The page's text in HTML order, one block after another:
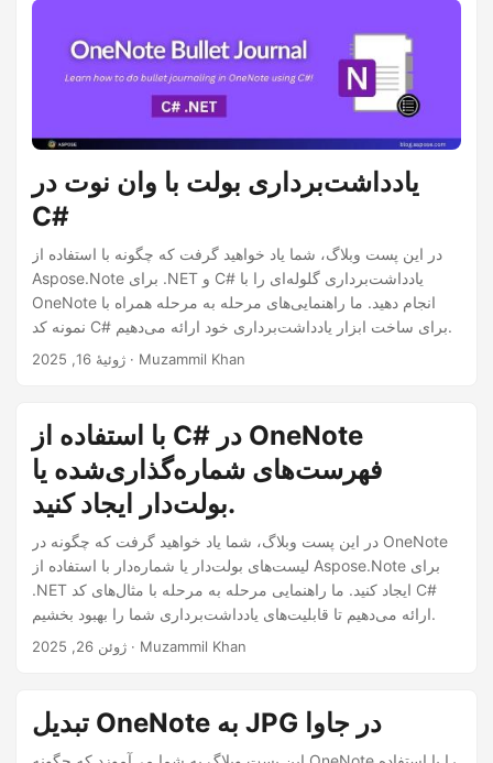
یادداشت‌برداری بولت با وان نوت در
C#
در این پست وبلاگ، شما یاد خواهید گرفت که چگونه با استفاده از
Aspose.Note برای .NET و C# یادداشت‌برداری گلوله‌ای را با
OneNote انجام دهید. ما راهنمایی‌های مرحله به مرحله همراه با
نمونه کد C# برای ساخت ابزار یادداشت‌برداری خود ارائه می‌دهیم.
ژوئیهٔ 16, 2025 · Muzammil Khan
با استفاده از C# در OneNote
فهرست‌های شماره‌گذاری‌شده یا
بولت‌دار ایجاد کنید.
در این پست وبلاگ، شما یاد خواهید گرفت که چگونه در OneNote
لیست‌های بولت‌دار یا شماره‌دار با استفاده از Aspose.Note برای
.NET ایجاد کنید. ما راهنمایی مرحله به مرحله با مثال‌های کد C#
ارائه می‌دهیم تا قابلیت‌های یادداشت‌برداری شما را بهبود بخشیم.
ژوئن 26, 2025 · Muzammil Khan
تبدیل OneNote به JPG در جاوا